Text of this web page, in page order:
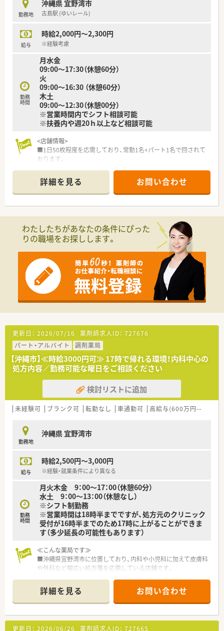
ご希望条件に合わせて求人をお探しします！
まずはお気軽にお問い合わせください。
勤務地
沖縄県 宜野湾市
古島駅 (ゆいレール)
給与
時給2,000円～2,300円
※経験考慮
勤務
時間
月水金
09:00～17:30（休憩60分）
火
09:00～16:30 （休憩60分）
木土
09:00～12:30（休憩00分）
※営業時間内でシフト相談可能
※扶養内や週20ｈ以上など相談可能
<店舗情報>
■1日50枚程度を応需しており、常勤1名+パート1名で回されて
おります。
います。
■周辺には、学校やスーパー、ドラッグストアもございます。
＜法人特徴＞
にも出店をしており約80店舗展開しております。
■創業時より力を入れている「医療モール型」出店。病院との連
携を強め、医療の架け橋となりたいと思っております。複数の個
人診療所などを含めた医院を結ぶハブのような役割を担い、地域
の病院との連携を強めています。
■薬局の経営以外に介護事業も行っており、幅広く医療に関わっ
ている会社です。
グループ会社では「食」にスポットを当てショウガやピーマン等
を栽培しています。
採れた作物はＯＴＣ化して自社で販売もされています。九州産
業大学と協力されております。
詳細を見る お問い合わせ
わたしたちがあなたの条件にぴった
りの職場をお探しします。
更新日： 2026/07/16 薬剤師求人ID： 727676
パート・アルバイト
調剤薬局
【沖縄市】≪時給3000円可≫ 17時で帰れる環境！内科中心の
処方内容／勤務可能な曜日をご相談ください
検討リストに追加
未経験可 ブランク可 転勤なし 車通勤可 高給与(600万円以上)
勤務地
沖縄県 宜野湾市
給与
時給2,500円～3,000円
※経験・就業条件により異なる
勤務
時間
月火木金 9：00～17：00（休憩60分）
水土 9：00～13：00（休憩なし）
※シフト制勤務
※営業時間は18時半までですが、処方元のクリニック
受付が16時半までのため17時に上がることができま
す（多少延長の可能性もあります）
≪こんな薬局です≫
■沖縄県宜野湾市に位置しており、内科や小児科に加えて皮膚科
や外科など幅広い処方箋を応需している店舗です。
後は比較的落ち着いたペースで勤務が可能です。
■近隣の医院からの処方箋をメインに応需しており、地域に密着
したかかりつけ薬局としての役割を担っています。
≪こんな企業です≫
詳細を見る お問い合わせ
更新日： 2026/06/26 薬剤師求人ID： 727665